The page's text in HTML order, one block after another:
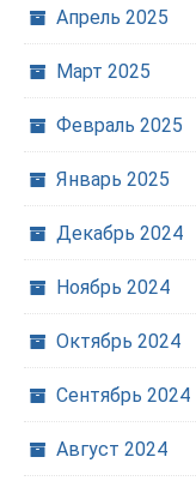
Апрель 2025
Март 2025
Февраль 2025
Январь 2025
Декабрь 2024
Ноябрь 2024
Октябрь 2024
Сентябрь 2024
Август 2024